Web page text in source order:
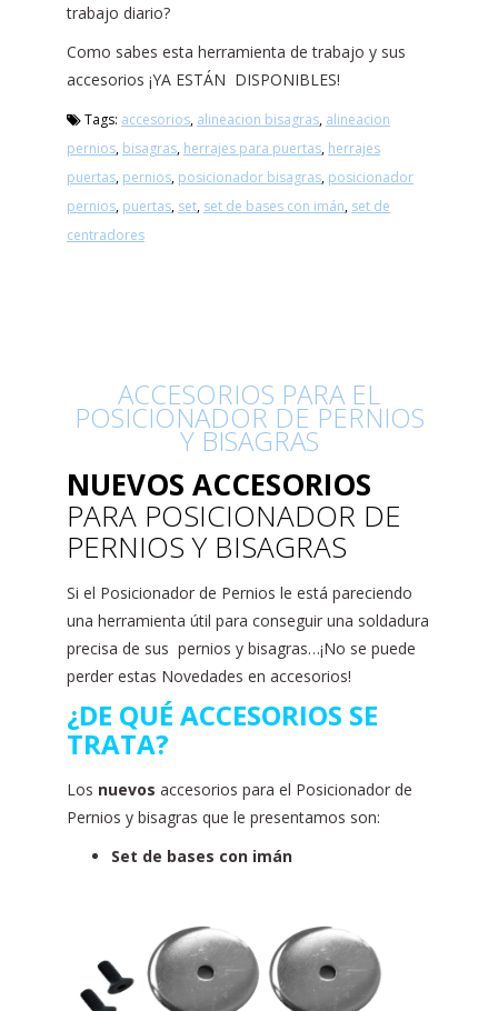
trabajo diario?
Como sabes esta herramienta de trabajo y sus
accesorios ¡YA ESTÁN DISPONIBLES!
Tags: accesorios, alineacion bisagras, alineacion
pernios, bisagras, herrajes para puertas, herrajes
puertas, pernios, posicionador bisagras, posicionador
pernios, puertas, set, set de bases con imán, set de
centradores
ACCESORIOS PARA EL
POSICIONADOR DE PERNIOS
Y BISAGRAS
NUEVOS ACCESORIOS
PARA POSICIONADOR DE
PERNIOS Y BISAGRAS
Si el Posicionador de Pernios le está pareciendo
una herramienta útil para conseguir una soldadura
precisa de sus pernios y bisagras…¡No se puede
perder estas Novedades en accesorios!
¿DE QUÉ ACCESORIOS SE
TRATA?
Los nuevos accesorios para el Posicionador de
Pernios y bisagras que le presentamos son:
Set de bases con imán